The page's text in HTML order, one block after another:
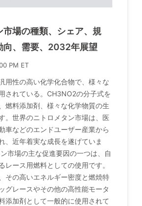
市場の種類、シェア、規
向、需要、2032年展望
PM ET
用性の高い化学化合物で、様々な
されている。CH3NO2の分子式を
燃料添加剤、様々な化学物質の生
。世界のニトロメタン市場は、医
車などのエンドユーザー産業から
、近年着実な成長を遂げていま
市場の主な促進要因の一つは、自
レース用燃料としての使用です。
その高いエネルギー密度と燃焼特
グレースやその他の高性能モータ
添加剤として一般的に使用されて